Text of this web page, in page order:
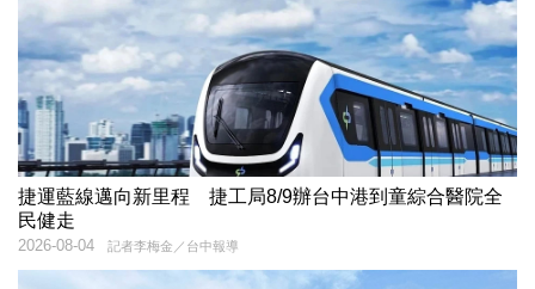
捷運藍線邁向新里程 捷工局8/9辦台中港到童綜合醫院全
民健走
記者李梅金／台中報導
2026-08-04